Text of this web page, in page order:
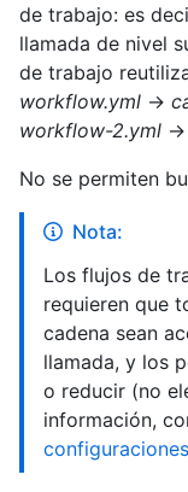
de trabajo: es
llamada de nivel
de trabajo
workflow.yml →
workflow-2.yml →
No se permiten
Nota:
Los flujos de
requieren que
cadena sean
llamada, y los
o reducir (no
información,